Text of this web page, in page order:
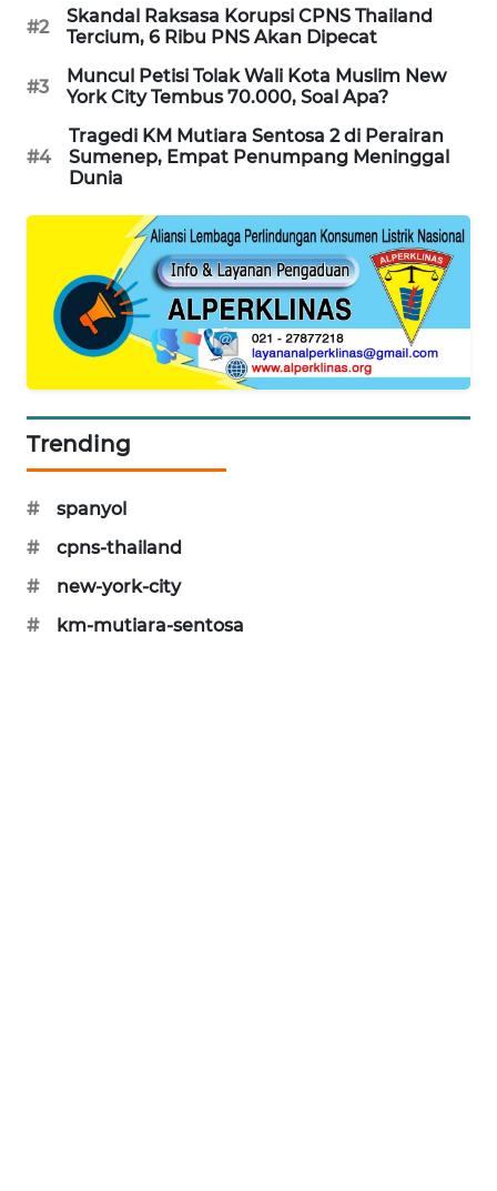
#2
Skandal Raksasa Korupsi CPNS Thailand
Tercium, 6 Ribu PNS Akan Dipecat
#3
Muncul Petisi Tolak Wali Kota Muslim New
York City Tembus 70.000, Soal Apa?
#4
Tragedi KM Mutiara Sentosa 2 di Perairan
Sumenep, Empat Penumpang Meninggal
Dunia
Trending
#
spanyol
#
cpns-thailand
#
new-york-city
#
km-mutiara-sentosa
LISTRIK
MASYARAKAT
KELISTRIKAN
WALINKI
ID
MARTABAT
NET
WATCH
LPKKI
LKKI